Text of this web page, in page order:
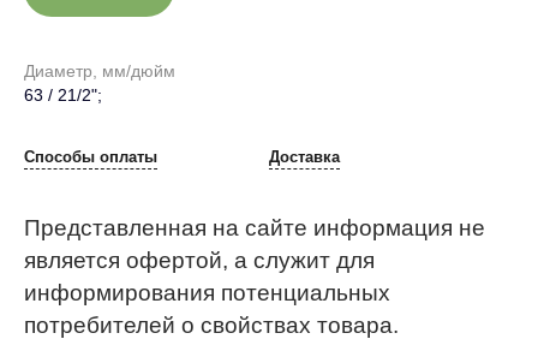
Диаметр, мм/дюйм
63 / 21/2";
Способы оплаты Доставка
Представленная на сайте информация не
является офертой, а служит для
информирования потенциальных
потребителей о свойствах товара.